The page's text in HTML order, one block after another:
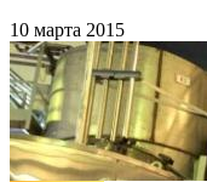
10 марта 2015